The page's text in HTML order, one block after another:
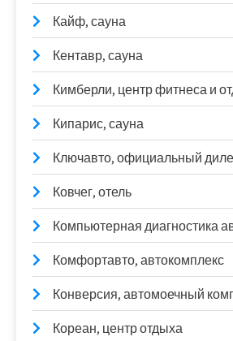
Кайф, сауна
Кентавр, сауна
Кимберли, центр фитнеса и
Кипарис, сауна
Ключавто, официальный
Ковчег, отель
Компьютерная диагностика
Комфортавто, автокомплекс
Конверсия, автомоечный
Кореан, центр отдыха